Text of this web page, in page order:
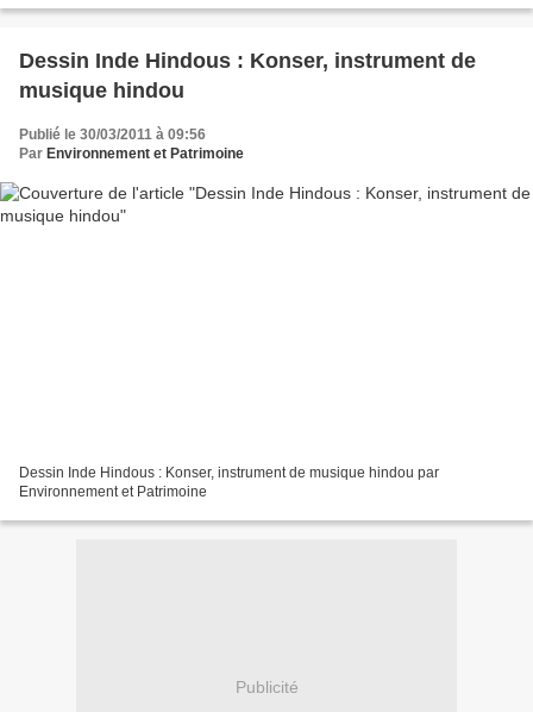
Dessin Inde Hindous : Konser, instrument de
musique hindou
Publié le 30/03/2011 à 09:56
Par Environnement et Patrimoine
Dessin Inde Hindous : Konser, instrument de musique hindou par
Environnement et Patrimoine
Publicité